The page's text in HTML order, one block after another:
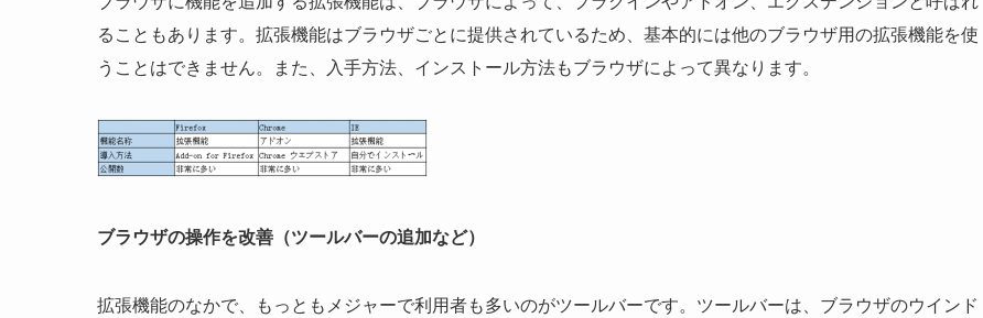
ることもあります。拡張機能はブラウザごとに提供されているため、基本的には他のブラウザ用の拡張機能を使
うことはできません。また、入手方法、インストール方法もブラウザによって異なります。
ブラウザの操作を改善（ツールバーの追加など）
拡張機能のなかで、もっともメジャーで利用者も多いのがツールバーです。ツールバーは、ブラウザのウインド